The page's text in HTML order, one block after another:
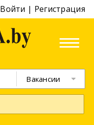
Войти | Регистрация
Вакансии